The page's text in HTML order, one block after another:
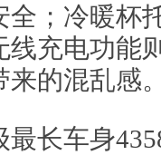
全；冷暖杯
线充电功能
来的混乱感
长车身